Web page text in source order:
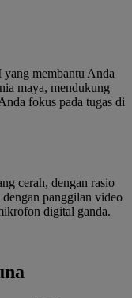
membantu Anda
maya, mendukung
fokus pada tugas di
cerah, dengan rasio
panggilan video
digital ganda.